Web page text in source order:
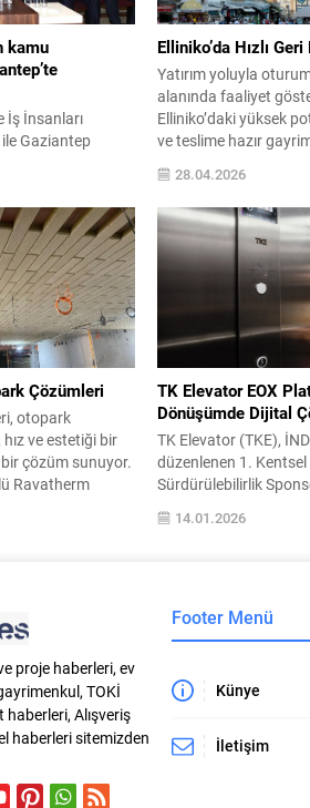
kamu
İş İnsanları
Gaziantep
ilki
Kamu İhaleleri
Toplantısı geniş
gerçekleştirildi.
toplantısının
KAMİAD
Adıgüzel,
zorlu
Elliniko’da Hızlı
Yatırım yoluyla
alanında faaliyet
Elliniko’daki yüksek
ve teslime hazır
İzmir ve İstanbul’da
buluşturacak. Astons,
yatırımcıları
fırsatlarıyla bir araya
ediyor. Nisan ayı
etkinlik serisinin ilk
tarihinde
gerçekleştirilecek....
28.04.2026
Çözümleri
otopark
ve estetiği bir
çözüm sunuyor.
Ravatherm
ve dübelsiz
giderek
kullanılan...
TK Elevator EOX
Dönüşümde Dijital
TK Elevator (TKE),
düzenlenen 1. Kentsel
Sürdürülebilirlik
projelerinde artan
sektöre tanıttı.
gereken 2 milyon
14.01.2026
proje haberleri, ev
TOKİ
Alışveriş
haberleri sitemizden
Footer Menü
Künye
İletişim